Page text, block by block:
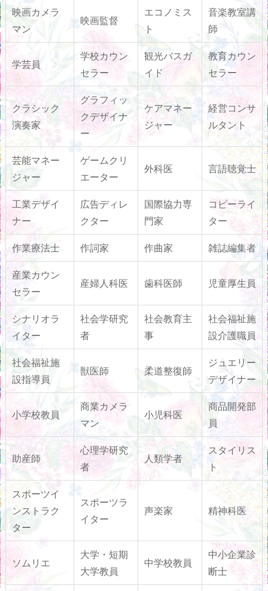
映画カメラ
マン
映画監督
エコノミス
ト
音楽教室講
師
学芸員
学校カウン
セラー
観光バスガ
イド
教育カウン
セラー
クラシック
演奏家
グラフィッ
クデザイナ
ー
ケアマネー
ジャー
経営コンサ
ルタント
芸能マネー
ジャー
ゲームクリ
エーター
外科医 言語聴覚士
工業デザイ
ナー
広告ディレ
クター
国際協力専
門家
コピーライ
ター
作業療法士 作詞家 作曲家 雑誌編集者
産業カウン
セラー
産婦人科医 歯科医師 児童厚生員
シナリオラ
イター
社会学研究
者
社会教育主
事
社会福祉施
設介護職員
社会福祉施
設指導員
獣医師 柔道整復師
ジュエリー
デザイナー
小学校教員
商業カメラ
マン
小児科医
商品開発部
員
助産師
心理学研究
者
人類学者
スタイリス
ト
スポーツイ
ンストラク
ター
スポーツラ
イター
声楽家 精神科医
ソムリエ
大学・短期
大学教員
中学校教員
中小企業診
断士